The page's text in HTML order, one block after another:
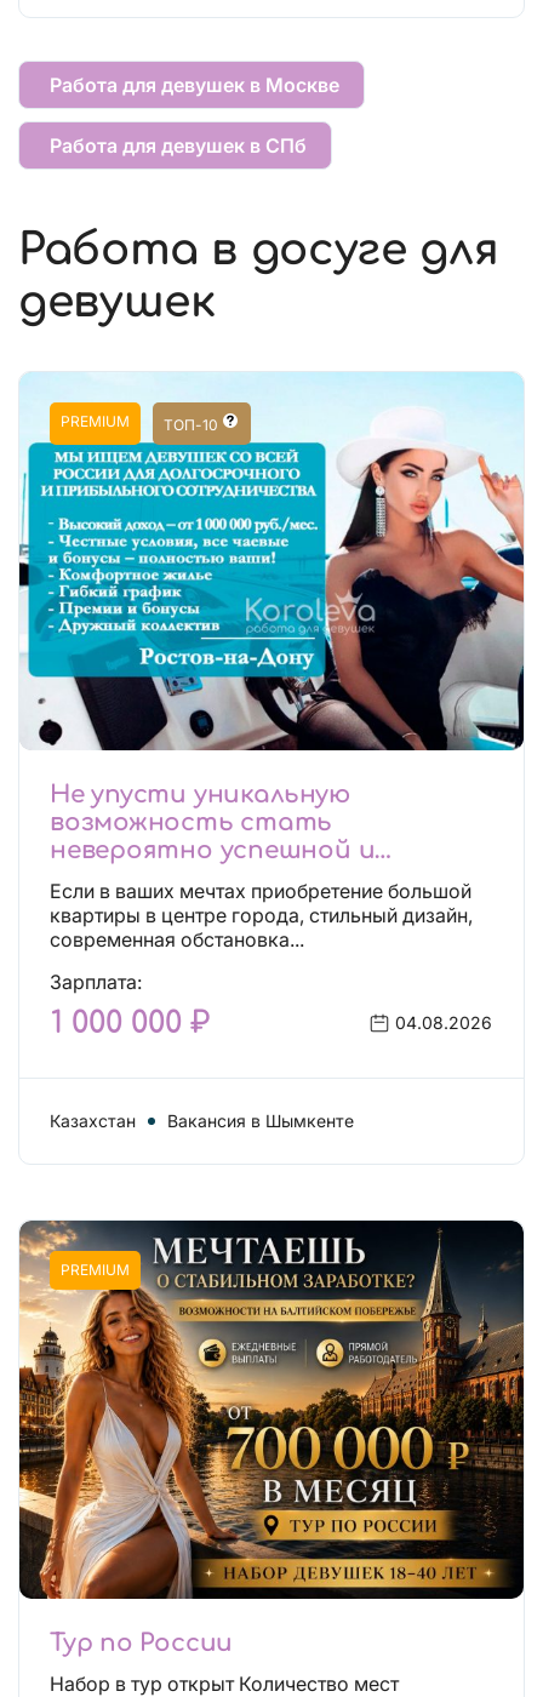
Работа для девушек в Москве
Работа для девушек в СПб
Работа в досуге для
девушек
PREMIUM ТОП-10
Не упусти уникальную
возможность стать
невероятно успешной и
независимой!
Если в ваших мечтах приобретение большой
квартиры в центре города, стильный дизайн,
современная обстановка...
Зарплата:
1 000 000 ₽ 04.08.2026
Казахстан Вакансия в Шымкенте
PREMIUM
Тур по России
Набор в тур открыт Количество мест